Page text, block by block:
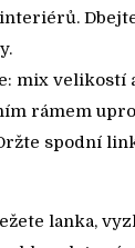
mix velikostí
rámem
spodní
lanka,